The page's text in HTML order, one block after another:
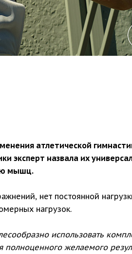
атлетической
назвала их
мышц.
нет постоянной
нагрузок.
использовать
полноценного желаемого